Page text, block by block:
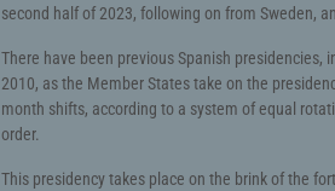
second half of 2023, following on from Sweden,
There have been previous Spanish presidencies,
2010, as the Member States take on the
month shifts, according to a system of equal
order.
This presidency takes place on the brink of the